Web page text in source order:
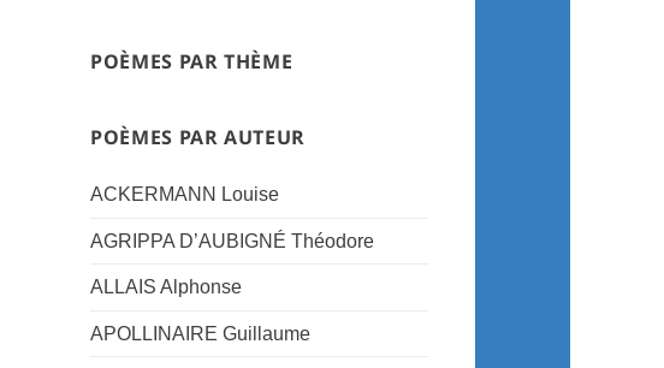
POÈMES PAR THÈME
POÈMES PAR AUTEUR
ACKERMANN Louise
AGRIPPA D’AUBIGNÉ Théodore
ALLAIS Alphonse
APOLLINAIRE Guillaume